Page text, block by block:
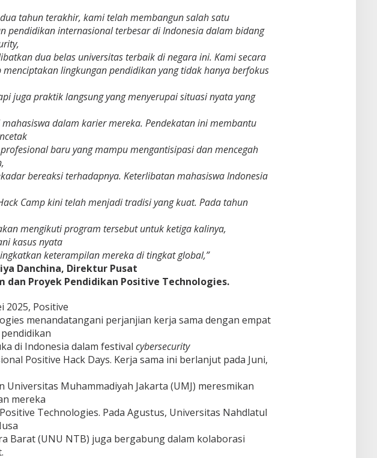
dua tahun terakhir, kami telah membangun salah satu
pendidikan internasional terbesar di Indonesia dalam bidang
dua belas universitas terbaik di negara ini. Kami secara
menciptakan lingkungan pendidikan yang tidak hanya berfokus
juga praktik langsung yang menyerupai situasi nyata yang
dalam karier mereka. Pendekatan ini membantu
baru yang mampu mengantisipasi dan mencegah
bereaksi terhadapnya. Keterlibatan mahasiswa Indonesia
Camp kini telah menjadi tradisi yang kuat. Pada tahun
mengikuti program tersebut untuk ketiga kalinya,
kasus nyata
keterampilan mereka di tingkat global,”
Danchina, Direktur Pusat
dan Proyek Pendidikan Positive Technologies.
2025, Positive
menandatangani perjanjian kerja sama dengan empat
di Indonesia dalam festival cybersecurity
Positive Hack Days. Kerja sama ini berlanjut pada Juni,
Universitas Muhammadiyah Jakarta (UMJ) meresmikan
mereka
Technologies. Pada Agustus, Universitas Nahdlatul
Barat (UNU NTB) juga bergabung dalam kolaborasi